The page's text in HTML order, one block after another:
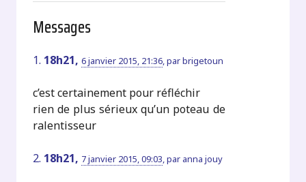
Messages
1. 18h21,6 janvier 2015, 21:36,parbrigetoun
c’est certainement pour réfléchir
rien de plus sérieux qu’un poteau de
ralentisseur
2. 18h21, 7 janvier 2015, 09:03,par anna jouy